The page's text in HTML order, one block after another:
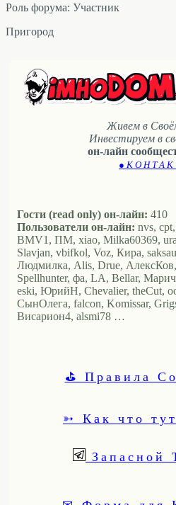
Роль форума: Участник
Пригород
Живем в
Инвестируем в
он-лайн
● К О Н Т А К
Гости (read only) он-лайн: 410
Пользователи он-лайн: nvs,
BMV1, ПМ, xiao, Milka60369,
Slavjan, vbifkol, Voz, Кира,
Людмилка, Alis, Drue,
Spellhunter, фа, LA, Bellar,
eski, ЮрийН, Chevalier, theCut,
СынОлега, falcon, Komissar,
Висариoн4, alsmi78 …
⛳ Правила
➳ Как что тут
Запасной